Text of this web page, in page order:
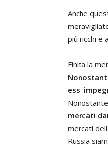
Anche
più ricchi e
Finita la
essi
mercati
mercati
Russia